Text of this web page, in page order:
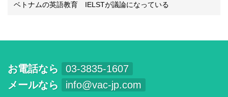
ベトナムの英語教育 IELSTが議論になっている
お電話なら
03-3835-1607
メールなら
info@vac-jp.com